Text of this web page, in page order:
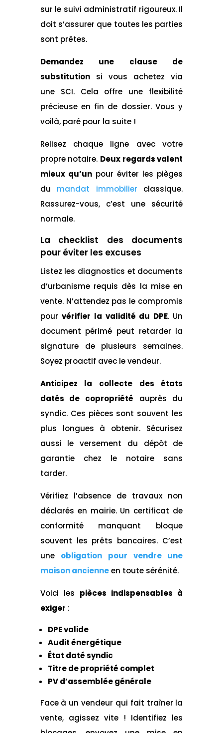
sur le suivi administratif rigoureux. Il
doit s’assurer que toutes les parties
sont prêtes.
Demandez une clause de
substitutionsi vous achetez via
une SCI. Cela offre une flexibilité
précieuse en fin de dossier. Vous y
voilà, paré pour la suite !
Relisez chaque ligne avec votre
propre notaire. Deux regards valent
mieux qu’unpour éviter les pièges
du mandat immobilier classique.
Rassurez-vous, c’est une sécurité
normale.
La checklist des documents
pour éviter les excuses
Listez les diagnostics et documents
d’urbanisme requis dès la mise en
vente. N’attendez pas le compromis
pourvérifier la validité du DPE. Un
document périmé peut retarder la
signature de plusieurs semaines.
Soyez proactif avec le vendeur.
Anticipez la collecte des états
datés de copropriété auprès du
syndic. Ces pièces sont souvent les
plus longues à obtenir. Sécurisez
aussi le versement du dépôt de
garantie chez le notaire sans
tarder.
Vérifiez l’absence de travaux non
déclarés en mairie. Un certificat de
conformité manquant bloque
souvent les prêts bancaires. C’est
une obligation pour vendre une
maison ancienneen toute sérénité.
Voici les pièces indispensables à
exiger :
DPE valide
Audit énergétique
État daté syndic
Titre de propriété complet
PV d’assemblée générale
Face à un vendeur qui fait traîner la
vente, agissez vite ! Identifiez les